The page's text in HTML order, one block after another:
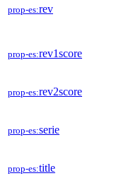
prop-es:rev
prop-es:rev1score
prop-es:rev2score
prop-es:serie
prop-es:title